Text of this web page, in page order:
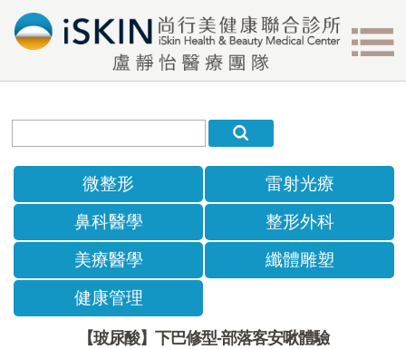
微整形
鼻科醫學
美療醫學
健康管理
雷射光療
整形外科
纖體雕塑
【玻尿酸】下巴修型-部落客安啾體驗